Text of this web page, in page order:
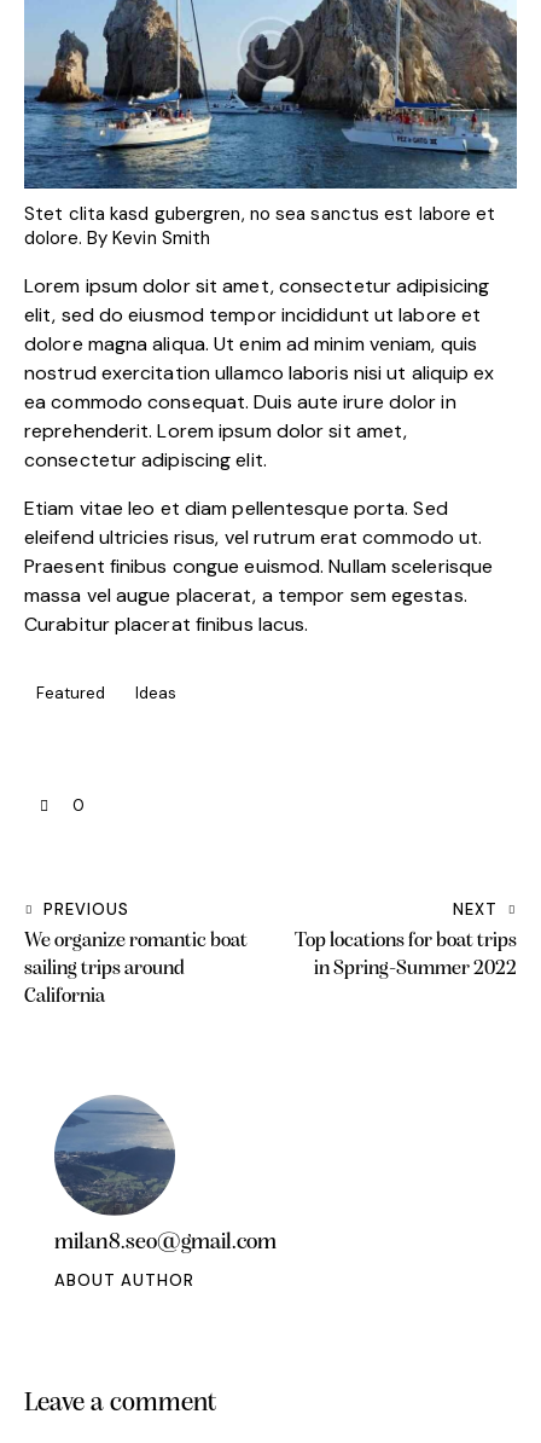
Stet clita kasd gubergren, no sea sanctus est labore et
dolore. ByKevin Smith
Lorem ipsum dolor sit amet, consectetur adipisicing
elit, sed do eiusmod tempor incididunt ut labore et
dolore magna aliqua. Ut enim ad minim veniam, quis
nostrud exercitation ullamco laboris nisi ut aliquip ex
ea commodo consequat. Duis aute irure dolor in
reprehenderit. Lorem ipsum dolor sit amet,
consectetur adipiscing elit.
Etiam vitae leo et diam pellentesque porta. Sed
eleifend ultricies risus, vel rutrum erat commodo ut.
Praesent finibus congue euismod. Nullam scelerisque
massa vel augue placerat, a tempor sem egestas.
Curabitur placerat finibus lacus.
Featured Ideas
0
PREVIOUS
We organize romantic boat
sailing trips around
California
NEXT
Top locations for boat trips
in Spring-Summer 2022
milan8.seo@gmail.com
ABOUT AUTHOR
Leave a comment